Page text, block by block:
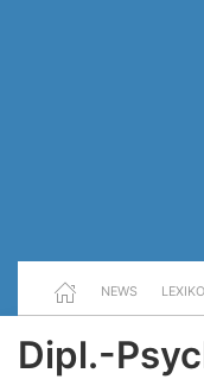
NEWS
Dipl.-